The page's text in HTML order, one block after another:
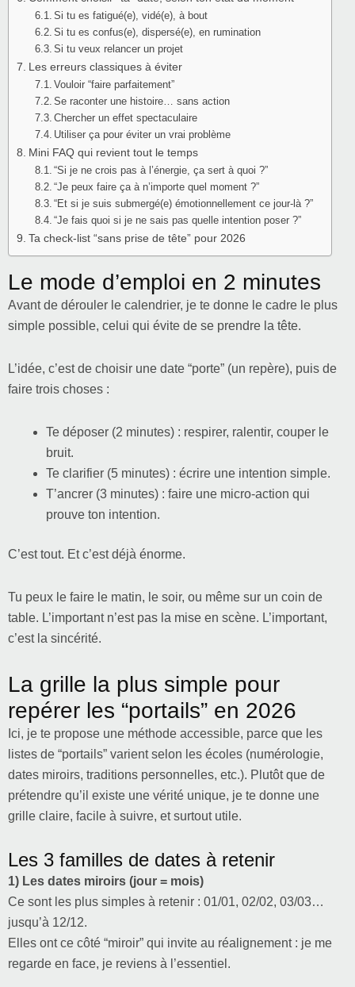
Si tu es fatigué(e), vidé(e), à bout
Si tu es confus(e), dispersé(e), en rumination
Si tu veux relancer un projet
Les erreurs classiques à éviter
Vouloir “faire parfaitement”
Se raconter une histoire… sans action
Chercher un effet spectaculaire
Utiliser ça pour éviter un vrai problème
Mini FAQ qui revient tout le temps
“Si je ne crois pas à l’énergie, ça sert à quoi ?”
“Je peux faire ça à n’importe quel moment ?”
“Et si je suis submergé(e) émotionnellement ce jour-là ?”
“Je fais quoi si je ne sais pas quelle intention poser ?”
Ta check-list “sans prise de tête” pour 2026
Le mode d’emploi en 2 minutes
Avant de dérouler le calendrier, je te donne le cadre le plus
simple possible, celui qui évite de se prendre la tête.
L’idée, c’est de choisir une date “porte” (un repère), puis de
faire trois choses :
Te déposer (2 minutes) : respirer, ralentir, couper le
bruit.
Te clarifier (5 minutes) : écrire une intention simple.
T’ancrer (3 minutes) : faire une micro-action qui
prouve ton intention.
C’est tout. Et c’est déjà énorme.
Tu peux le faire le matin, le soir, ou même sur un coin de
table. L’important n’est pas la mise en scène. L’important,
c’est la sincérité.
La grille la plus simple pour
repérer les “portails” en 2026
Ici, je te propose une méthode accessible, parce que les
listes de “portails” varient selon les écoles (numérologie,
dates miroirs, traditions personnelles, etc.). Plutôt que de
prétendre qu’il existe une vérité unique, je te donne une
grille claire, facile à suivre, et surtout utile.
Les 3 familles de dates à retenir
1) Les dates miroirs (jour = mois)
Ce sont les plus simples à retenir : 01/01, 02/02, 03/03…
jusqu’à 12/12.
Elles ont ce côté “miroir” qui invite au réalignement : je me
regarde en face, je reviens à l’essentiel.